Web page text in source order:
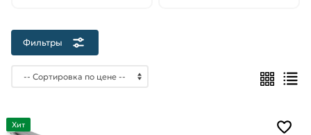
Фильтры
Толщина
Хит